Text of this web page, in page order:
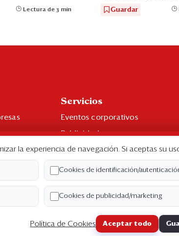
Lectura de 3 min Guardar
Servicios
Eventos corporativos
Publicidad
Contáctenos
Libro de reclamaciones
Copyright ©2026 Semana Económica.
la experiencia de navegación. Si aceptas su
Cookies de identificación/
Cookies de publicidad/marketing
Política de Cookies Aceptar todo